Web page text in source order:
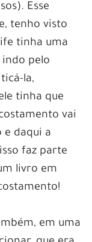
Esse
tenho visto
tinha uma
pelo
la,
tinha que
vai
daqui a
faz parte
livro em
em uma